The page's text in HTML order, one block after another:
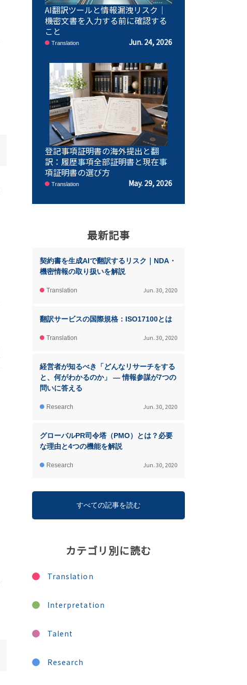
AI翻訳ツールと情報漏洩リスク｜
機密文書を入力する前に確認する
こと
Translation Jun. 24, 2026
登記事項証明書の海外提出と翻
訳：履歴事項全部証明書と現在事
項証明書の選び方
Translation May. 29, 2026
最新記事
契約書を生成AIで翻訳するリスク｜NDA・
機密情報の取り扱いを解説
Translation Jun. 30, 2020
翻訳サービスの国際規格：ISO17100とは
Translation Jun. 30, 2020
経営者が知るべき「どんなリサーチをする
と、何がわかるのか」 ― 情報参謀が7つの
問いに答える
Research Jun. 30, 2020
グローバルPR司令塔（PMO）とは？必要
な理由と4つの機能を解説
Research Jun. 30, 2020
すべての記事を読む
カテゴリ別に読む
Translation
Interpretation
Talent
Research